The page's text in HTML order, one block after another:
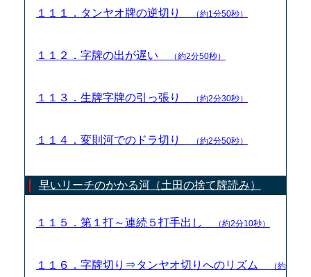
１１１．タンヤオ牌の逆切り （約1分50秒）
１１２．字牌の出が遅い （約2分50秒）
１１３．生牌字牌の引っ張り （約2分30秒）
１１４．変則河でのドラ切り （約2分50秒）
早いリーチのかかる河（土田の捨て牌読み）
１１５．第１打～連続５打手出し （約2分10秒）
１１６．字牌切り⇒タンヤオ切りへのリズム
（約